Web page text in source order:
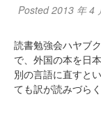
Posted2013 年 4
読書勉強会ハヤブ
で、外国の本を日
別の言語に直すと
ても訳が読みづら